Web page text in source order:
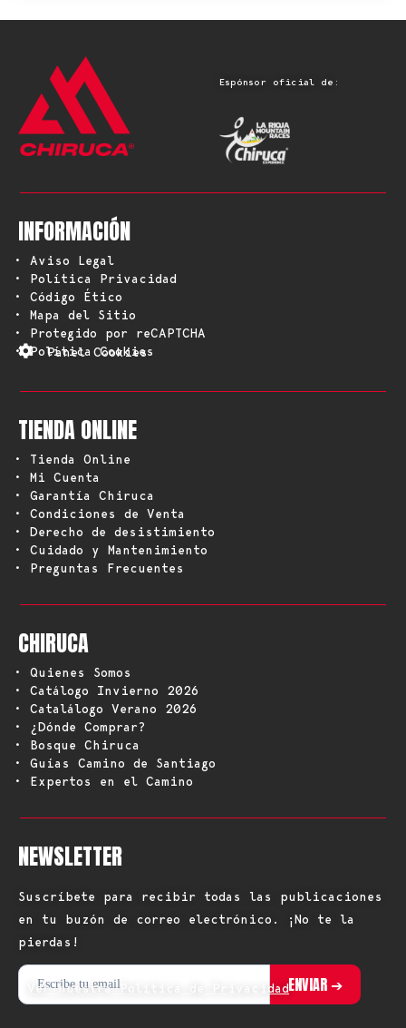
Espónsor oficial de:
INFORMACIÓN
• Aviso Legal
• Política Privacidad
• Código Ético
• Mapa del Sitio
• Protegido por reCAPTCHA
• Política Cookies
Panel Cookies
TIENDA ONLINE
• Tienda Online
• Mi Cuenta
• Garantía Chiruca
• Condiciones de Venta
• Derecho de desistimiento
• Cuidado y Mantenimiento
• Preguntas Frecuentes
CHIRUCA
• Quienes Somos
• Catálogo Invierno 2026
• Catalálogo Verano 2026
• ¿Dónde Comprar?
• Bosque Chiruca
• Guías Camino de Santiago
• Expertos en el Camino
NEWSLETTER
Suscríbete para recibir todas las publicaciones
en tu buzón de correo electrónico. ¡No te la
pierdas!
Ver nuestra Política de Privacidad